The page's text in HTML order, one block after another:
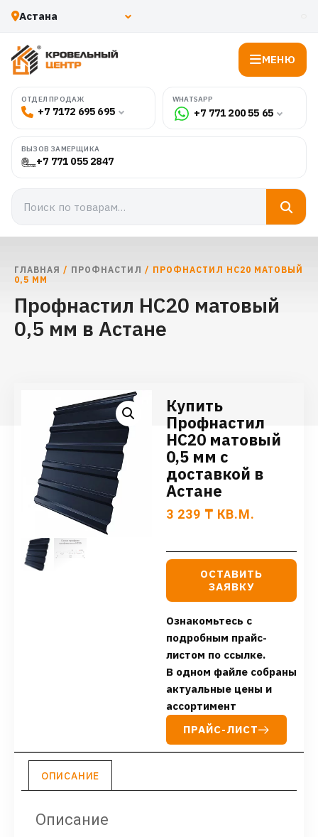
МЕНЮ
ОТДЕЛ ПРОДАЖ
+7 7172 695 695
WHATSAPP
+7 771 200 55 65
ВЫЗОВ ЗАМЕРЩИКА
+7 771 055 2847
ГЛАВНАЯ / ПРОФНАСТИЛ / ПРОФНАСТИЛ НС20 МАТОВЫЙ
0,5 ММ
Профнастил НС20 матовый
0,5 мм в Астане
Купить
Профнастил
НС20 матовый
0,5 мм с
доставкой в
Астане
3 239 ₸ КВ.М.
ОСТАВИТЬ
ЗАЯВКУ
Ознакомьтесь с
подробным прайс-
листом по ссылке.
В одном файле собраны
актуальные цены и
ассортимент
ПРАЙС-ЛИСТ
ОПИСАНИЕ
Описание